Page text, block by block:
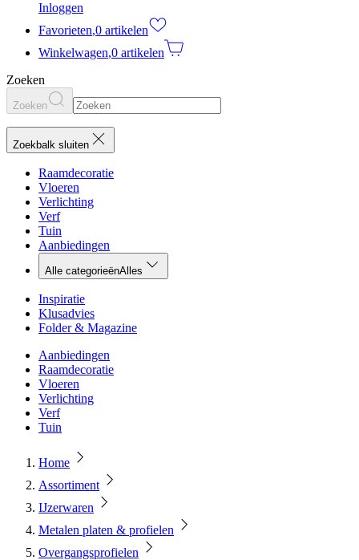
Inloggen
Favorieten,0 artikelen
Winkelwagen,0 artikelen
Zoeken
Zoeken
Zoekbalk sluiten
Raamdecoratie
Vloeren
Verlichting
Verf
Tuin
Aanbiedingen
Alle categorieënAlles
Inspiratie
Klusadvies
Folder & Magazine
Aanbiedingen
Raamdecoratie
Vloeren
Verlichting
Verf
Tuin
Home
Assortiment
IJzerwaren
Metalen platen & profielen
Overgangsprofielen